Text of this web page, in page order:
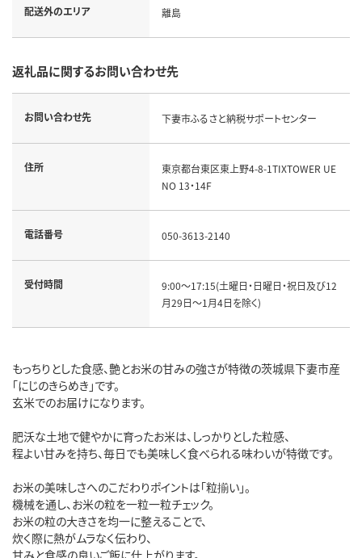
配送外のエリア 離島
返礼品に関するお問い合わせ先
お問い合わせ先 下妻市ふるさと納税サポートセンター
住所
東京都台東区東上野4-8-1TIXTOWER UE
NO 13・14F
電話番号 050-3613-2140
受付時間
9:00～17:15(土曜日・日曜日・祝日及び12
月29日～1月4日を除く)
もっちりとした食感、艶とお米の甘みの強さが特徴の茨城県下妻市産
「にじのきらめき」です。
玄米でのお届けになります。
肥沃な土地で健やかに育ったお米は、しっかりとした粒感、
程よい甘みを持ち、毎日でも美味しく食べられる味わいが特徴です。
お米の美味しさへのこだわりポイントは「粒揃い」。
機械を通し、お米の粒を一粒一粒チェック。
お米の粒の大きさを均一に整えることで、
炊く際に熱がムラなく伝わり、
甘みと食感の良いご飯に仕上がります。